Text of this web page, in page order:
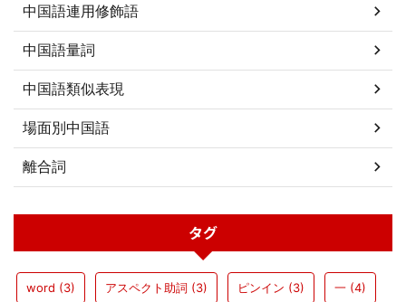
中国語連用修飾語
中国語量詞
中国語類似表現
場面別中国語
離合詞
タグ
word (3) アスペクト助詞 (3) ピンイン (3) 一 (4)